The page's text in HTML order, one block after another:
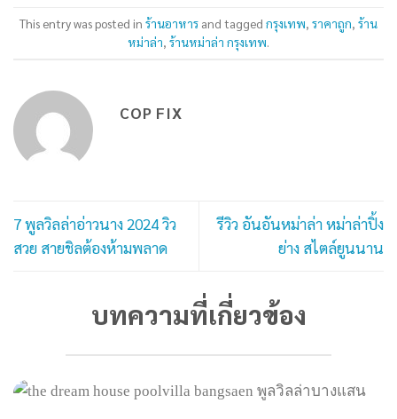
This entry was posted in ร้านอาหาร and tagged กรุงเทพ, ราคาถูก, ร้าน
หม่าล่า, ร้านหม่าล่า กรุงเทพ.
COP FIX
7 พูลวิลล่าอ่าวนาง 2024 วิว
สวย สายชิลต้องห้ามพลาด
รีวิว อันอันหม่าล่า หม่าล่าปิ้ง
ย่าง สไตล์ยูนนาน
บทความที่เกี่ยวข้อง